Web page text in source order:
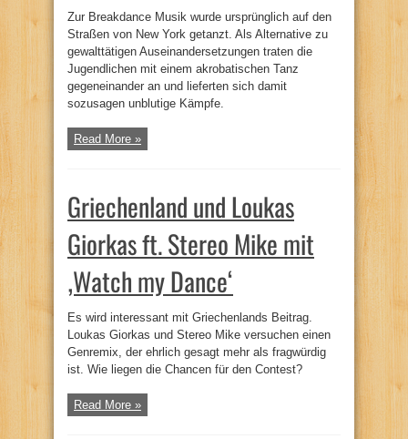
Zur Breakdance Musik wurde ursprünglich auf den
Straßen von New York getanzt. Als Alternative zu
gewalttätigen Auseinandersetzungen traten die
Jugendlichen mit einem akrobatischen Tanz
gegeneinander an und lieferten sich damit
sozusagen unblutige Kämpfe.
Read More »
Griechenland und Loukas
Giorkas ft. Stereo Mike mit
‚Watch my Dance‘
Es wird interessant mit Griechenlands Beitrag.
Loukas Giorkas und Stereo Mike versuchen einen
Genremix, der ehrlich gesagt mehr als fragwürdig
ist. Wie liegen die Chancen für den Contest?
Read More »